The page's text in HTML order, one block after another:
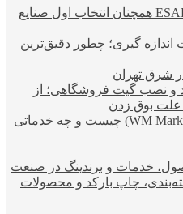
چرا محصولات جوشکاری ESAB همچنان انتخاب اول صنایع
اندازه گیری؛ چطور دقیق‌ترین
شرق تهران
و نصب گیت فروشگاهی؛ از
بوق زدن
بروکر دبلیو ام مارکتس (WM Markets) چیست و چه خدماتی
خدمات و برندینگ در صنعت
چاپ بارکد و محصولات